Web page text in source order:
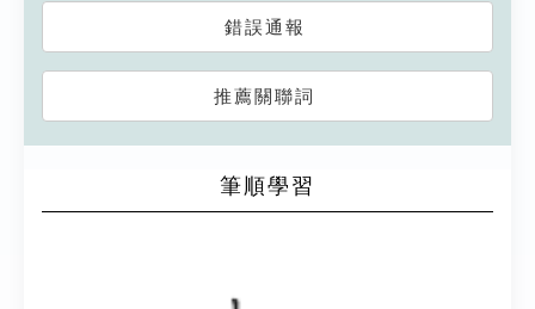
錯誤通報
推薦關聯詞
筆順學習